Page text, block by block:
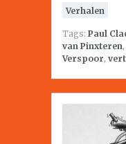
Verhalen
Tags: Paul
van Pinxteren,
Verspoor,